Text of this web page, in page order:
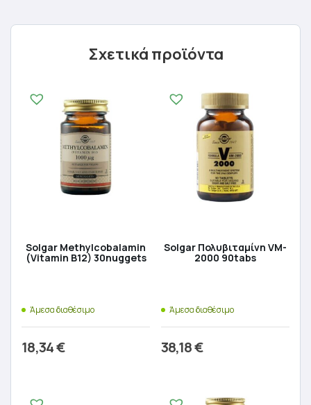
Σχετικά προϊόντα
Solgar Methylcobalamin
(Vitamin B12) 30nuggets
Άμεσα διαθέσιμο
18,34€
Solgar Πολυβιταμίνη VM-
2000 90tabs
Άμεσα διαθέσιμο
38,18€